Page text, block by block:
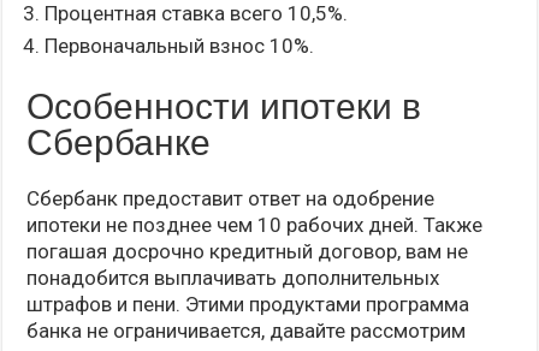
Процентная ставка всего 10,5%.
Первоначальный взнос 10%.
Особенности ипотеки в
Сбербанке
Сбербанк предоставит ответ на одобрение
ипотеки не позднее чем 10 рабочих дней. Также
погашая досрочно кредитный договор, вам не
понадобится выплачивать дополнительных
штрафов и пени. Этими продуктами программа
банка не ограничивается, давайте рассмотрим